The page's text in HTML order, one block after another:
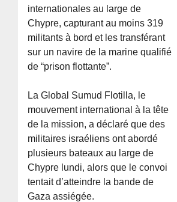
internationales au large de
Chypre, capturant au moins 319
militants à bord et les transférant
sur un navire de la marine qualifié
de “prison flottante”.
La Global Sumud Flotilla, le
mouvement international à la tête
de la mission, a déclaré que des
militaires israéliens ont abordé
plusieurs bateaux au large de
Chypre lundi, alors que le convoi
tentait d’atteindre la bande de
Gaza assiégée.